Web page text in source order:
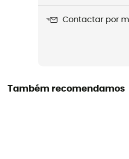
Consultar o folheto informativo
Contactar por
Também recomendamos